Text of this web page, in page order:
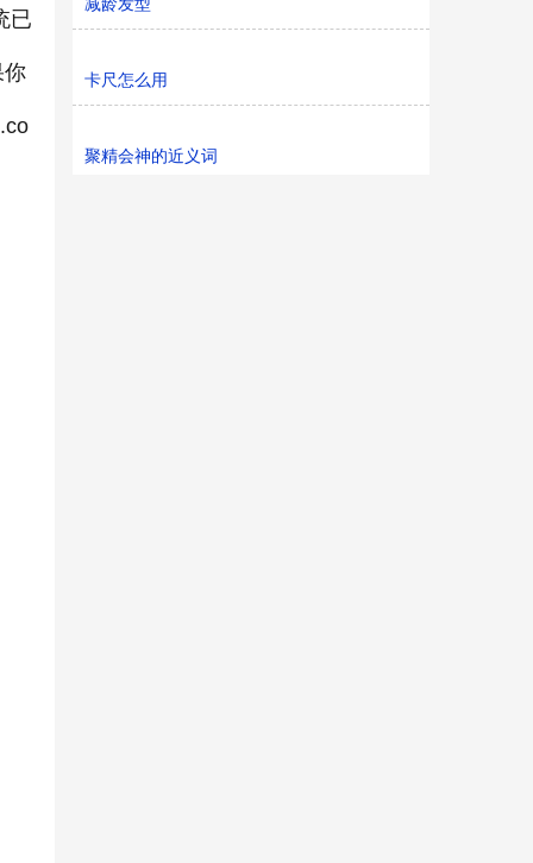
已
你 卡尺怎么用
聚精会神的近义词